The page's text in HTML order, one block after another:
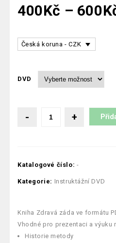
400Kč – 600
Česká koruna - CZK
DVD
Katalogové číslo: -
Kategorie: Instruktážní DVD
Kniha Zdravá záda ve formátu
Vhodné pro prezentaci a výuku
Historie metody